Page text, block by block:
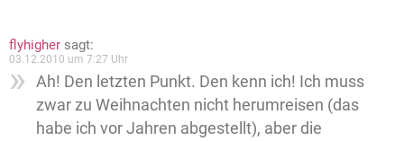
flyhigher sagt:
03.12.2010 um 7:27 Uhr
Ah! Den letzten Punkt. Den kenn ich! Ich muss
zwar zu Weihnachten nicht herumreisen (das
habe ich vor Jahren abgestellt), aber die